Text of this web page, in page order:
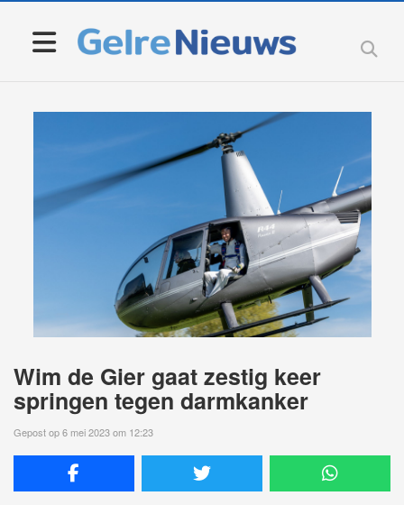
Wim de Gier gaat zestig keer
springen tegen darmkanker
Gepost op 6 mei 2023 om 12:23